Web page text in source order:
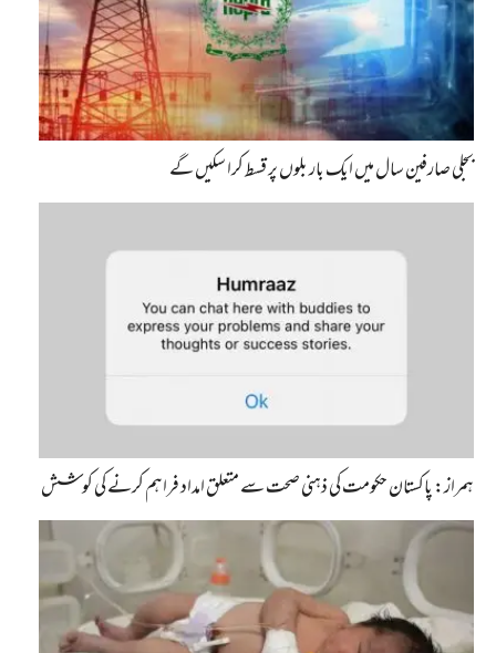
بجلی صارفین سال میں ایک بار بلوں پر قسط کرا سکیں گے
ہمراز: پاکستان حکومت کی ذہنی صحت سے متعلق امداد فراہم کرنے کی کوشش